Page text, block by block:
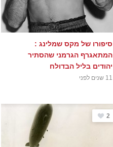
סיפורו של מקס שמלינג :
המתאגרף הגרמני שהסתיר
יהודים בליל הבדולח
11 שנים לפני
2